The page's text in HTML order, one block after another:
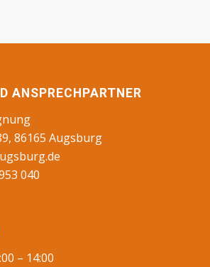
ANSPRECHPARTNER
86165 Augsburg
040
– 14:00